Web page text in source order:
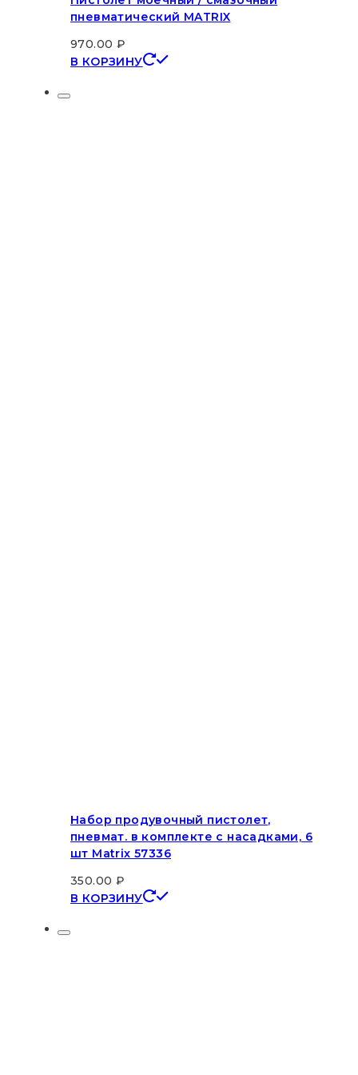
пневматический MATRIX
970.00 ₽
В КОРЗИНУ
Набор продувочный пистолет,
пневмат. в комплекте с насадками, 6
шт Matrix 57336
350.00 ₽
В КОРЗИНУ